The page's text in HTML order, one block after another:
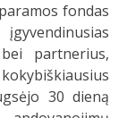
fondas
partnerius,
30 dieną